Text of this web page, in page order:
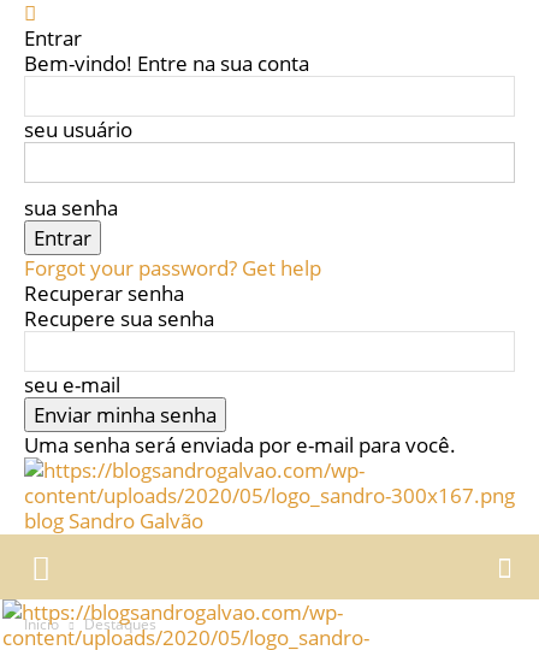
Entrar
Bem-vindo! Entre na sua conta
seu usuário
sua senha
Forgot your password? Get help
Recuperar senha
Recupere sua senha
seu e-mail
Uma senha será enviada por e-mail para você.
blog Sandro Galvão
Início Destaques